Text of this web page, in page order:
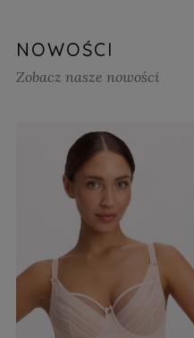
NOWOŚCI
Zobacz nasze nowości